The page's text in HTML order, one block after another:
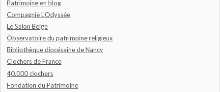
Patrimoine en blog
Compagnie L'Odyssée
Le Salon Beige
Observatoire du patrimoine religieux
Bibliothèque diocésaine de Nancy
Clochers de France
40.000 clochers
Fondation du Patrimoine